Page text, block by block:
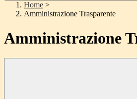
Home >
Amministrazione Trasparente
Amministrazione